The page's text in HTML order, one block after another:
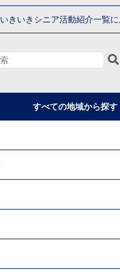
いきいきシニア活動紹介一覧
すべての地域から探す